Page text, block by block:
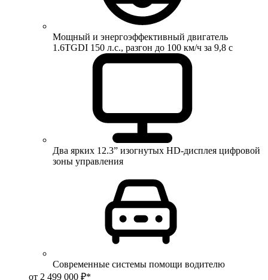
Мощный и энергоэффективный двигатель
1.6TGDI 150 л.с., разгон до 100 км/ч за 9,8 с
Два ярких 12.3” изогнутых HD-дисплея цифровой
зоны управления
Современные системы помощи водителю
от 2 499 000 ₽*